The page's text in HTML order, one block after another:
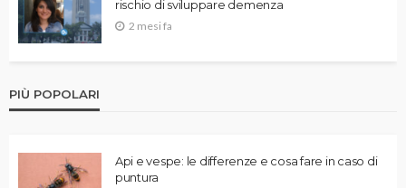
rischio di sviluppare demenza
2 mesi fa
PIÙ POPOLARI
Api e vespe: le differenze e cosa fare in caso di
puntura